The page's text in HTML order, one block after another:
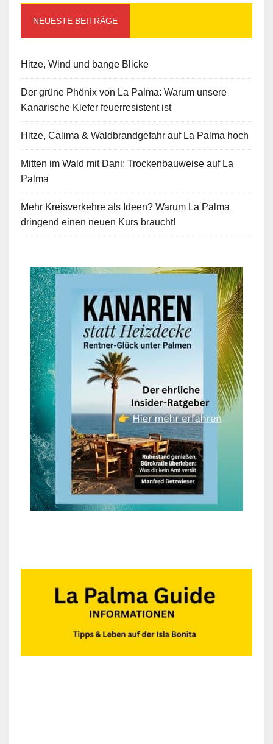
NEUESTE BEITRÄGE
Hitze, Wind und bange Blicke
Der grüne Phönix von La Palma: Warum unsere
Kanarische Kiefer feuerresistent ist
Hitze, Calima & Waldbrandgefahr auf La Palma hoch
Mitten im Wald mit Dani: Trockenbauweise auf La
Palma
Mehr Kreisverkehre als Ideen? Warum La Palma
dringend einen neuen Kurs braucht!